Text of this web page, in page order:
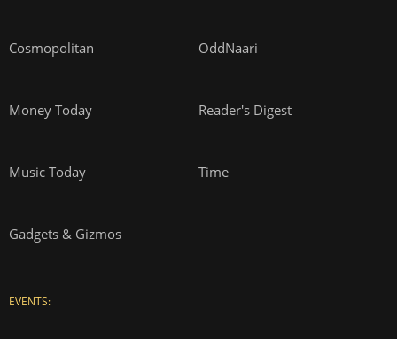
Cosmopolitan OddNaari
Money Today Reader's Digest
Music Today Time
Gadgets & Gizmos
EVENTS: